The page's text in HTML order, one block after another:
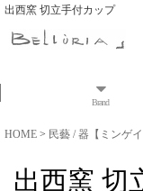
出西窯 切立手付カップ
Brand
HOME > 民藝 / 器【ミンゲイ
出西窯 切